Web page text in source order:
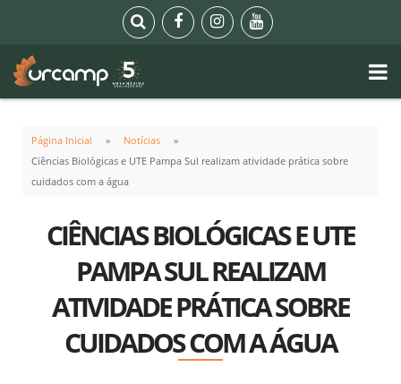
Página Inicial
Notícias
Ciências Biológicas e UTE Pampa Sul realizam atividade prática sobre
cuidados com a água
CIÊNCIAS BIOLÓGICAS E UTE
PAMPA SUL REALIZAM
ATIVIDADE PRÁTICA SOBRE
CUIDADOS COM A ÁGUA